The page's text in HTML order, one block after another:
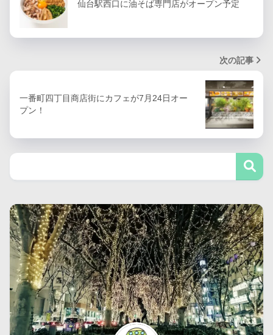
仙台駅西口に油そば専門店がオープン予定
次の記事
一番町四丁目商店街にカフェが7月24日オー
プン！